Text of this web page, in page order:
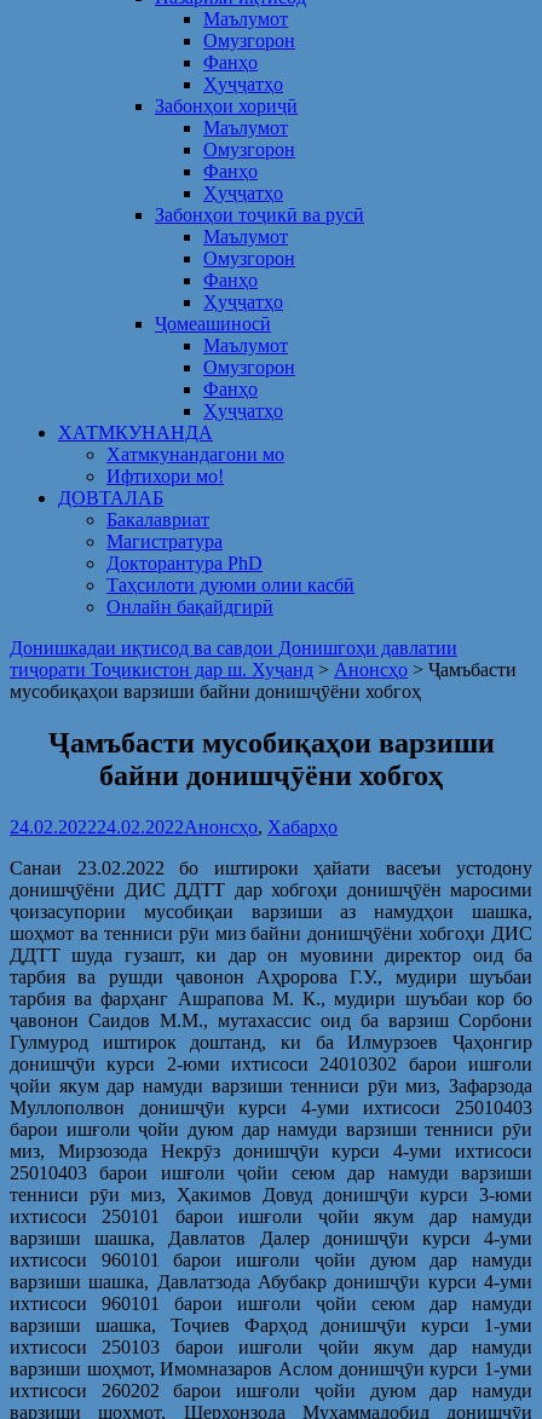
Маълумот
Омузгорон
Фанҳо
Ҳуҷҷатҳо
Забонҳои хориҷӣ
Маълумот
Омузгорон
Фанҳо
Ҳуҷҷатҳо
Забонҳои тоҷикӣ ва русӣ
Маълумот
Омузгорон
Фанҳо
Ҳуҷҷатҳо
Ҷомеашиносӣ
Маълумот
Омузгорон
Фанҳо
Ҳуҷҷатҳо
ХАТМКУНАНДА
Хатмкунандагони мо
Ифтихори мо!
ДОВТАЛАБ
Бакалавриат
Магистратура
Докторантура PhD
Таҳсилоти дуюми олии касбӣ
Онлайн бақайдгирӣ
Донишкадаи иқтисод ва савдои Донишгоҳи давлатии
тиҷорати Тоҷикистон дар ш. Хуҷанд > Анонсҳо > Ҷамъбасти
мусобиқаҳои варзиши байни донишҷӯёни хобгоҳ
Ҷамъбасти мусобиқаҳои варзиши
байни донишҷӯёни хобгоҳ
24.02.202224.02.2022Анонсҳо, Хабарҳо
Санаи 23.02.2022 бо иштироки ҳайати васеъи устодону
донишҷӯёни ДИС ДДТТ дар хобгоҳи донишҷӯён маросими
ҷоизасупории мусобиқаи варзиши аз намудҳои шашка,
шоҳмот ва тенниси рӯи миз байни донишҷӯёни хобгоҳи ДИС
ДДТТ шуда гузашт, ки дар он муовини директор оид ба
тарбия ва рушди ҷавонон Аҳророва Г.У., мудири шуъбаи
тарбия ва фарҳанг Ашрапова М. К., мудири шуъбаи кор бо
ҷавонон Саидов М.М., мутахассис оид ба варзиш Сорбони
Гулмурод иштирок доштанд, ки ба Илмурзоев Ҷаҳонгир
донишҷӯи курси 2-юми ихтисоси 24010302 барои ишғоли
ҷойи якум дар намуди варзиши тенниси рӯи миз, Зафарзода
Муллополвон донишҷӯи курси 4-уми ихтисоси 25010403
барои ишғоли ҷойи дуюм дар намуди варзиши тенниси рӯи
миз, Мирзозода Некрӯз донишҷӯи курси 4-уми ихтисоси
25010403 барои ишғоли ҷойи сеюм дар намуди варзиши
тенниси рӯи миз, Ҳакимов Довуд донишҷӯи курси 3-юми
ихтисоси 250101 барои ишғоли ҷойи якум дар намуди
варзиши шашка, Давлатов Далер донишҷӯи курси 4-уми
ихтисоси 960101 барои ишғоли ҷойи дуюм дар намуди
варзиши шашка, Давлатзода Абубакр донишҷӯи курси 4-уми
ихтисоси 960101 барои ишғоли ҷойи сеюм дар намуди
варзиши шашка, Тоҷиев Фарҳод донишҷӯи курси 1-уми
ихтисоси 250103 барои ишғоли ҷойи якум дар намуди
варзиши шоҳмот, Имомназаров Аслом донишҷӯи курси 1-уми
ихтисоси 260202 барои ишғоли ҷойи дуюм дар намуди
варзиши шоҳмот, Шерхонзода Муҳаммадобид донишҷӯи